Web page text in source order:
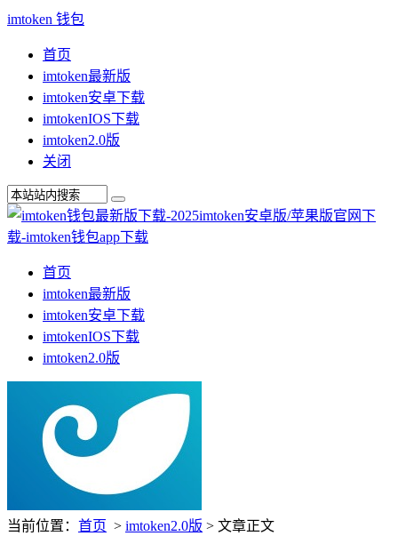
imtoken 钱包
首页
imtoken最新版
imtoken安卓下载
imtokenIOS下载
imtoken2.0版
关闭
首页
imtoken最新版
imtoken安卓下载
imtokenIOS下载
imtoken2.0版
当前位置： 首页 > imtoken2.0版 > 文章正文